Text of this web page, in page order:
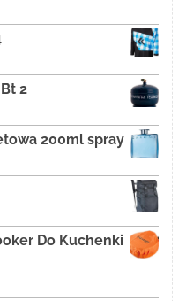
2
200ml spray
Do Kuchenki